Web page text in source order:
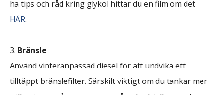
ha tips och råd kring glykol hittar du en film om det
HÄR.
Bränsle
Använd vinteranpassad diesel för att undvika ett
tilltäppt bränslefilter. Särskilt viktigt om du tankar mer